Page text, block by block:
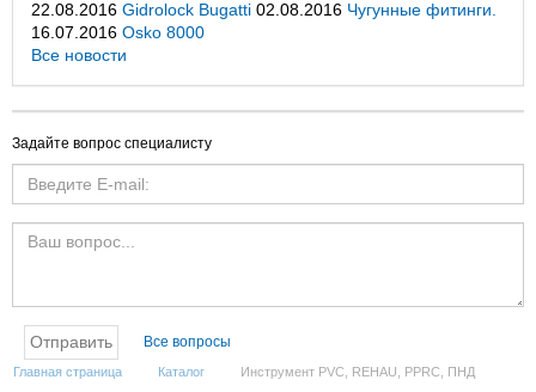
22.08.2016 Gidrolock Bugatti 02.08.2016 Чугунные фитинги.
16.07.2016 Osko 8000
Все новости
Задайте вопрос специалисту
Все вопросы
Главная страница Каталог Инструмент PVC, REHAU, PPRC, ПНД